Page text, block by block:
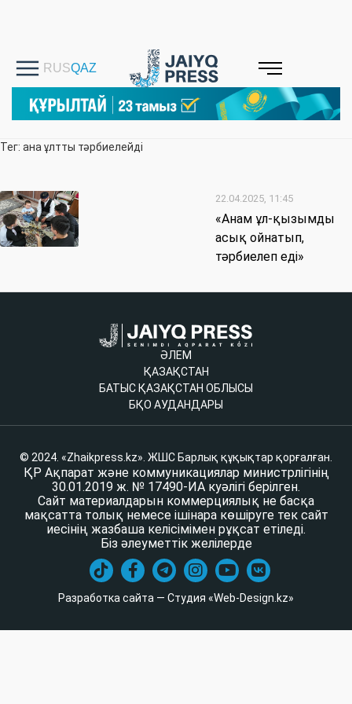
Тег: ана ұлтты тәрбиелейді
22.04.2025, 11:45
«Анам ұл-қызымды
асық ойнатып,
тәрбиелеп еді»
ӘЛЕМ
ҚАЗАҚСТАН
БАТЫС ҚАЗАҚСТАН ОБЛЫСЫ
БҚО АУДАНДАРЫ
© 2024. «Zhaikpress.kz». ЖШС Барлық құқықтар қорғалған.
ҚР Ақпарат және коммуникациялар министрлігінің
30.01.2019 ж. № 17490-ИА куәлігі берілген.
Сайт материалдарын коммерциялық не басқа
мақсатта толық немесе ішінара көшіруге тек сайт
иесінің жазбаша келісімімен рұқсат етіледі.
Біз әлеуметтік желілерде
Разработка сайта — Студия «Web-Design.kz»